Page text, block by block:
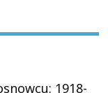
1918-